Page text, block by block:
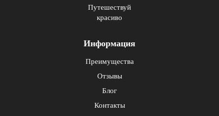
Путешествуй
красиво
Информация
Преимущества
Отзывы
Блог
Контакты